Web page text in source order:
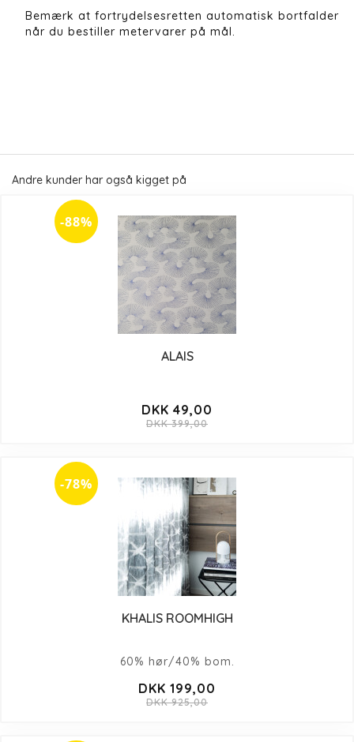
Bemærk at fortrydelsesretten automatisk bortfalder
når du bestiller metervarer på mål.
Andre kunder har også kigget på
-88%
ALAIS
DKK 49,00
DKK 399,00
-78%
KHALIS ROOMHIGH
60% hør/40% bom.
DKK 199,00
DKK 925,00